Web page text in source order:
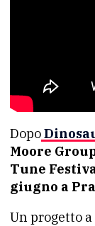
Dopo
Moore
Tune
giugno a
Un progetto